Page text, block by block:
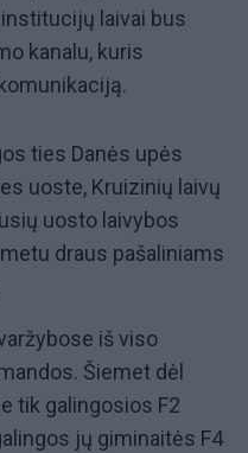
laivai bus
kanalu, kuris
ties Danės upės
uoste, Kruizinių laivų
uosto laivybos
draus pašaliniams
iš viso
Šiemet dėl
tik galingosios F2
jų giminaitės F4